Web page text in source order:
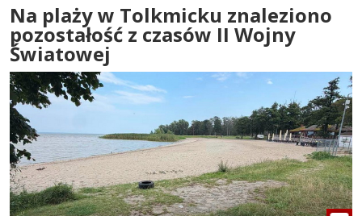
Na plaży w Tolkmicku znaleziono
pozostałość z czasów II Wojny
Światowej